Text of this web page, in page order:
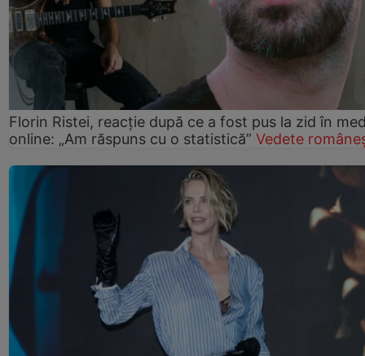
Florin Ristei, reacție după ce a fost pus la zid în
online: „Am răspuns cu o statistică” Vedete